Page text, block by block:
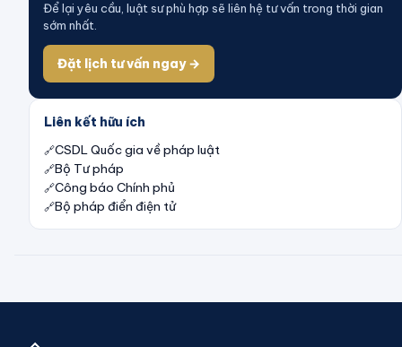
Để lại yêu cầu, luật sư phù hợp sẽ liên hệ tư vấn trong thời gian
sớm nhất.
Đặt lịch tư vấn ngay →
Liên kết hữu ích
CSDL Quốc gia về pháp luật
Bộ Tư pháp
Công báo Chính phủ
Bộ pháp điển điện tử